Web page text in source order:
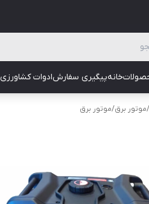
خانهپیگیری سفارشادوات کشاورزی
/موتور برق/موتور برق